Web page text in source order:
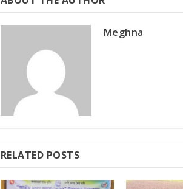
Meghna
RELATED POSTS